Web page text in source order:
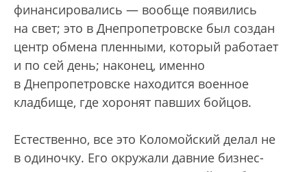
финансировались — вообще появились
на свет; это в Днепропетровске был создан
центр обмена пленными, который работает
и по сей день; наконец, именно
в Днепропетровске находится военное
кладбище, где хоронят павших бойцов.
Естественно, все это Коломойский делал не
в одиночку. Его окружали давние бизнес-